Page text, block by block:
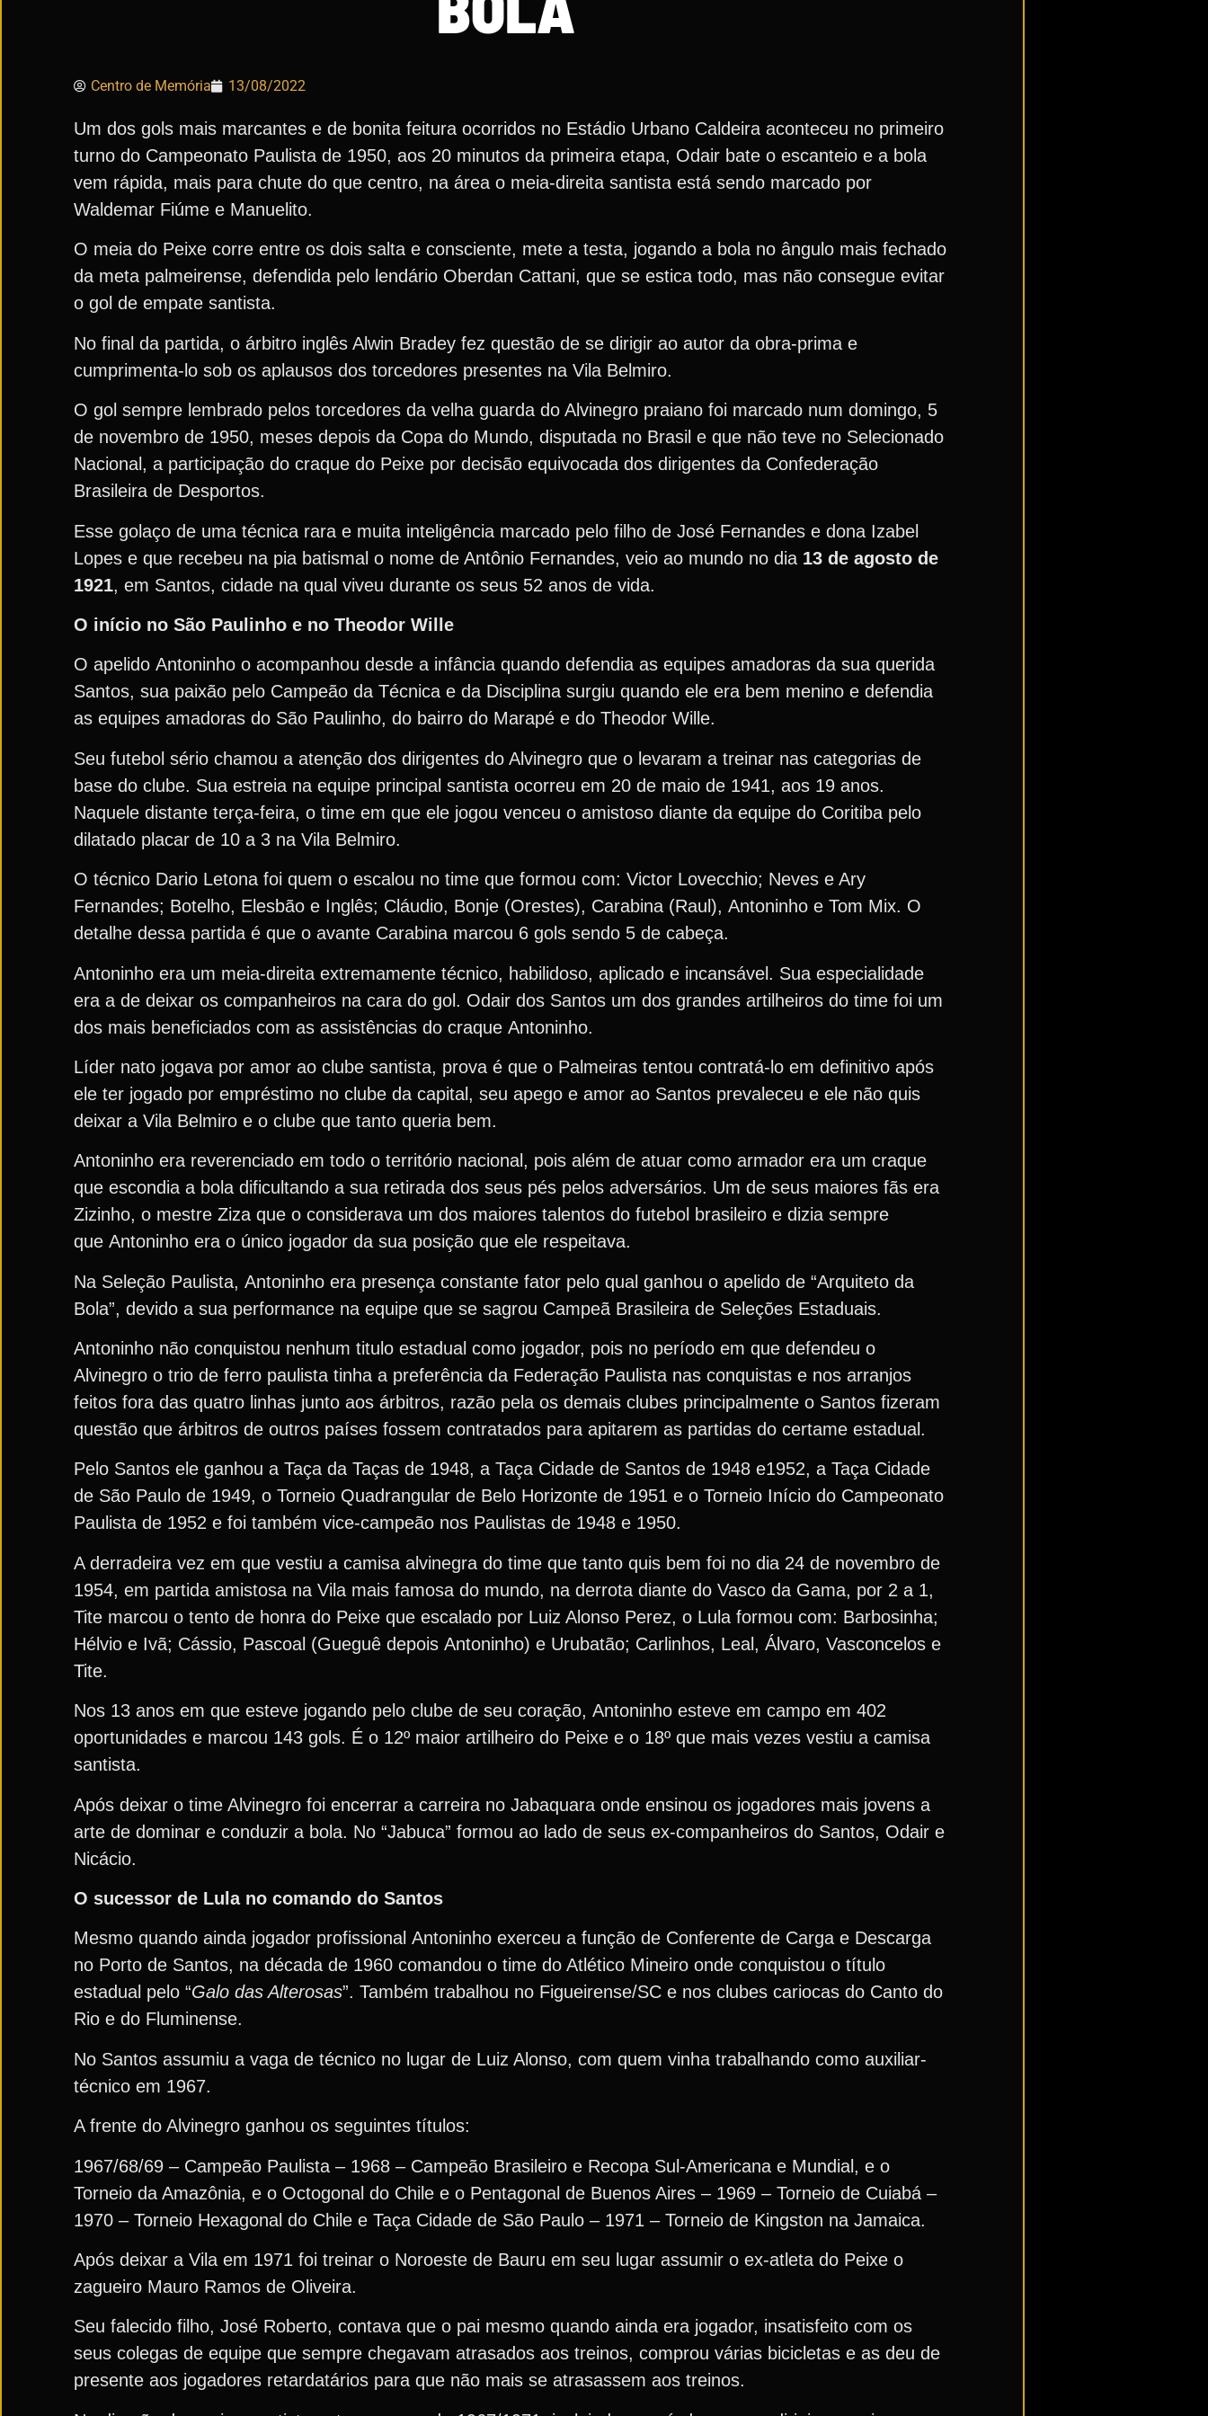
Centro de Memória 13/08/2022
Um dos gols mais marcantes e de bonita feitura ocorridos no Estádio Urbano Caldeira aconteceu no primeiro
turno do Campeonato Paulista de 1950, aos 20 minutos da primeira etapa, Odair bate o escanteio e a bola
vem rápida, mais para chute do que centro, na área o meia-direita santista está sendo marcado por
Waldemar Fiúme e Manuelito.
O meia do Peixe corre entre os dois salta e consciente, mete a testa, jogando a bola no ângulo mais fechado
da meta palmeirense, defendida pelo lendário Oberdan Cattani, que se estica todo, mas não consegue evitar
o gol de empate santista.
No final da partida, o árbitro inglês Alwin Bradey fez questão de se dirigir ao autor da obra-prima e
cumprimenta-lo sob os aplausos dos torcedores presentes na Vila Belmiro.
O gol sempre lembrado pelos torcedores da velha guarda do Alvinegro praiano foi marcado num domingo, 5
de novembro de 1950, meses depois da Copa do Mundo, disputada no Brasil e que não teve no Selecionado
Nacional, a participação do craque do Peixe por decisão equivocada dos dirigentes da Confederação
Brasileira de Desportos.
Esse golaço de uma técnica rara e muita inteligência marcado pelo filho de José Fernandes e dona Izabel
Lopes e que recebeu na pia batismal o nome de Antônio Fernandes, veio ao mundo no dia 13 de agosto de
1921, em Santos, cidade na qual viveu durante os seus 52 anos de vida.
O início no São Paulinho e no Theodor Wille
O apelido Antoninho o acompanhou desde a infância quando defendia as equipes amadoras da sua querida
Santos, sua paixão pelo Campeão da Técnica e da Disciplina surgiu quando ele era bem menino e defendia
as equipes amadoras do São Paulinho, do bairro do Marapé e do Theodor Wille.
Seu futebol sério chamou a atenção dos dirigentes do Alvinegro que o levaram a treinar nas categorias de
base do clube. Sua estreia na equipe principal santista ocorreu em 20 de maio de 1941, aos 19 anos.
Naquele distante terça-feira, o time em que ele jogou venceu o amistoso diante da equipe do Coritiba pelo
dilatado placar de 10 a 3 na Vila Belmiro.
O técnico Dario Letona foi quem o escalou no time que formou com: Victor Lovecchio; Neves e Ary
Fernandes; Botelho, Elesbão e Inglês; Cláudio, Bonje (Orestes), Carabina (Raul), Antoninho e Tom Mix. O
detalhe dessa partida é que o avante Carabina marcou 6 gols sendo 5 de cabeça.
Antoninho era um meia-direita extremamente técnico, habilidoso, aplicado e incansável. Sua especialidade
era a de deixar os companheiros na cara do gol. Odair dos Santos um dos grandes artilheiros do time foi um
dos mais beneficiados com as assistências do craque Antoninho.
Líder nato jogava por amor ao clube santista, prova é que o Palmeiras tentou contratá-lo em definitivo após
ele ter jogado por empréstimo no clube da capital, seu apego e amor ao Santos prevaleceu e ele não quis
deixar a Vila Belmiro e o clube que tanto queria bem.
Antoninho era reverenciado em todo o território nacional, pois além de atuar como armador era um craque
que escondia a bola dificultando a sua retirada dos seus pés pelos adversários. Um de seus maiores fãs era
Zizinho, o mestre Ziza que o considerava um dos maiores talentos do futebol brasileiro e dizia sempre
que Antoninho era o único jogador da sua posição que ele respeitava.
Na Seleção Paulista, Antoninho era presença constante fator pelo qual ganhou o apelido de “Arquiteto da
Bola”, devido a sua performance na equipe que se sagrou Campeã Brasileira de Seleções Estaduais.
Antoninho não conquistou nenhum titulo estadual como jogador, pois no período em que defendeu o
Alvinegro o trio de ferro paulista tinha a preferência da Federação Paulista nas conquistas e nos arranjos
feitos fora das quatro linhas junto aos árbitros, razão pela os demais clubes principalmente o Santos fizeram
questão que árbitros de outros países fossem contratados para apitarem as partidas do certame estadual.
Pelo Santos ele ganhou a Taça da Taças de 1948, a Taça Cidade de Santos de 1948 e1952, a Taça Cidade
de São Paulo de 1949, o Torneio Quadrangular de Belo Horizonte de 1951 e o Torneio Início do Campeonato
Paulista de 1952 e foi também vice-campeão nos Paulistas de 1948 e 1950.
A derradeira vez em que vestiu a camisa alvinegra do time que tanto quis bem foi no dia 24 de novembro de
1954, em partida amistosa na Vila mais famosa do mundo, na derrota diante do Vasco da Gama, por 2 a 1,
Tite marcou o tento de honra do Peixe que escalado por Luiz Alonso Perez, o Lula formou com: Barbosinha;
Hélvio e Ivã; Cássio, Pascoal (Gueguê depois Antoninho) e Urubatão; Carlinhos, Leal, Álvaro, Vasconcelos e
Tite.
Nos 13 anos em que esteve jogando pelo clube de seu coração, Antoninho esteve em campo em 402
oportunidades e marcou 143 gols. É o 12º maior artilheiro do Peixe e o 18º que mais vezes vestiu a camisa
santista.
Após deixar o time Alvinegro foi encerrar a carreira no Jabaquara onde ensinou os jogadores mais jovens a
arte de dominar e conduzir a bola. No “Jabuca” formou ao lado de seus ex-companheiros do Santos, Odair e
Nicácio.
O sucessor de Lula no comando do Santos
Mesmo quando ainda jogador profissional Antoninho exerceu a função de Conferente de Carga e Descarga
no Porto de Santos, na década de 1960 comandou o time do Atlético Mineiro onde conquistou o título
estadual pelo “Galo das Alterosas”. Também trabalhou no Figueirense/SC e nos clubes cariocas do Canto do
Rio e do Fluminense.
No Santos assumiu a vaga de técnico no lugar de Luiz Alonso, com quem vinha trabalhando como auxiliar-
técnico em 1967.
A frente do Alvinegro ganhou os seguintes títulos:
1967/68/69 – Campeão Paulista – 1968 – Campeão Brasileiro e Recopa Sul-Americana e Mundial, e o
Torneio da Amazônia, e o Octogonal do Chile e o Pentagonal de Buenos Aires – 1969 – Torneio de Cuiabá –
1970 – Torneio Hexagonal do Chile e Taça Cidade de São Paulo – 1971 – Torneio de Kingston na Jamaica.
Após deixar a Vila em 1971 foi treinar o Noroeste de Bauru em seu lugar assumir o ex-atleta do Peixe o
zagueiro Mauro Ramos de Oliveira.
Seu falecido filho, José Roberto, contava que o pai mesmo quando ainda era jogador, insatisfeito com os
seus colegas de equipe que sempre chegavam atrasados aos treinos, comprou várias bicicletas e as deu de
presente aos jogadores retardatários para que não mais se atrasassem aos treinos.